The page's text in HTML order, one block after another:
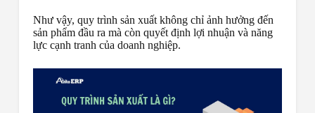
Như vậy, quy trình sản xuất không chỉ ảnh hưởng đến
sản phẩm đầu ra mà còn quyết định lợi nhuận và năng
lực cạnh tranh của doanh nghiệp.